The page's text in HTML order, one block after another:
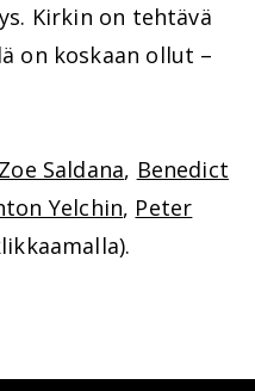
Kirkin on tehtävä
on koskaan ollut –
Zoe Saldana, Benedict
Yelchin, Peter